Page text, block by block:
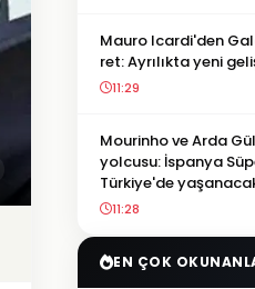
Mauro Icardi'den
ret: Ayrılıkta yeni
11:29
Mourinho ve Arda
yolcusu: İspanya
Türkiye'de
11:28
EN ÇOK